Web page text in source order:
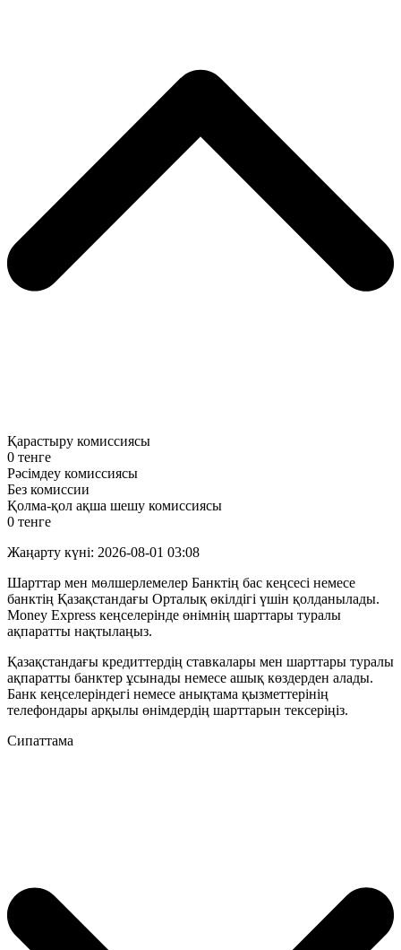
Қарастыру комиссиясы
0 тенге
Рәсімдеу комиссиясы
Без комиссии
Қолма-қол ақша шешу комиссиясы
0 тенге
Жаңарту күні: 2026-08-01 03:08
Шарттар мен мөлшерлемелер Банктің бас кеңсесі немесе
банктің Қазақстандағы Орталық өкілдігі үшін қолданылады.
Money Express кеңселерінде өнімнің шарттары туралы
ақпаратты нақтылаңыз.
Қазақстандағы кредиттердің ставкалары мен шарттары туралы
ақпаратты банктер ұсынады немесе ашық көздерден алады.
Банк кеңселеріндегі немесе анықтама қызметтерінің
телефондары арқылы өнімдердің шарттарын тексеріңіз.
Сипаттама